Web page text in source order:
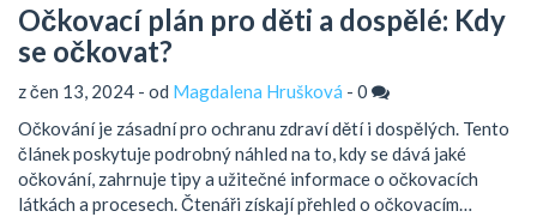
Očkovací plán pro děti a dospělé: Kdy
se očkovat?
z čen 13, 2024 - od Magdalena Hrušková - 0
Očkování je zásadní pro ochranu zdraví dětí i dospělých. Tento
článek poskytuje podrobný náhled na to, kdy se dává jaké
očkování, zahrnuje tipy a užitečné informace o očkovacích
látkách a procesech. Čtenáři získají přehled o očkovacím